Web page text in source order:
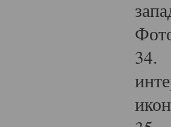
34.